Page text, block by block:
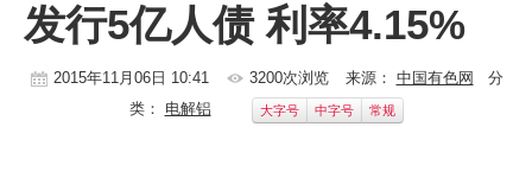
铝
稀有稀土
发行5亿人债 利率4.15%
2015年11月06日 10:41 3200次浏览 来源： 中国有色网 分
类： 电解铝 大字号 中字号 常规